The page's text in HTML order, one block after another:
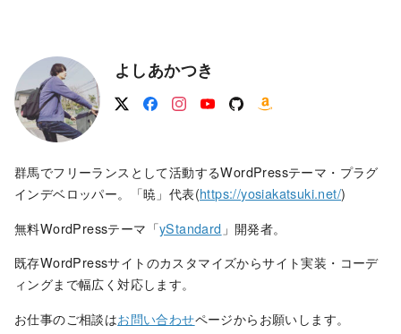
よしあかつき
群馬でフリーランスとして活動するWordPressテーマ・プラグ
インデベロッパー。「暁」代表(https://yosiakatsuki.net/)
無料WordPressテーマ「yStandard 」開発者。
既存WordPressサイトのカスタマイズからサイト実装・コーデ
ィングまで幅広く対応します。
お仕事のご相談はお問い合わせページからお願いします。